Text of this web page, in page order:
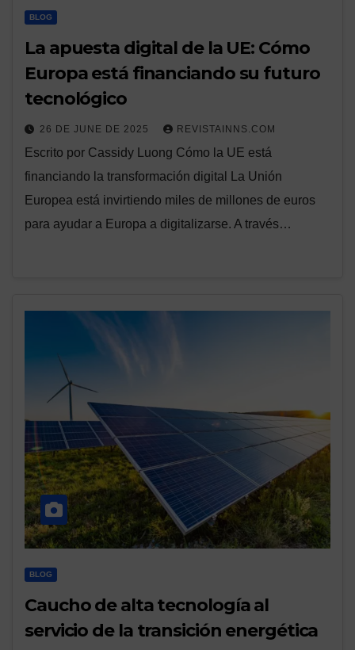
BLOG
La apuesta digital de la UE: Cómo
Europa está financiando su futuro
tecnológico
26 DE JUNE DE 2025 REVISTAINNS.COM
Escrito por Cassidy Luong Cómo la UE está
financiando la transformación digital La Unión
Europea está invirtiendo miles de millones de euros
para ayudar a Europa a digitalizarse. A través…
BLOG
Caucho de alta tecnología al
servicio de la transición energética